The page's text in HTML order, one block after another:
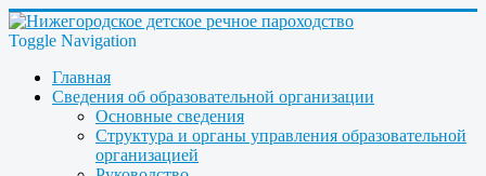
Toggle Navigation
Главная
Сведения об образовательной организации
Основные сведения
Структура и органы управления образовательной
организацией